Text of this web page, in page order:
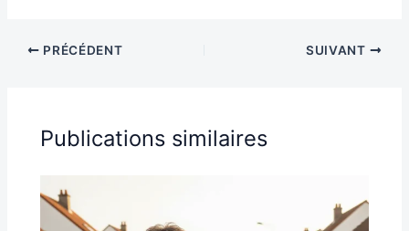
PRÉCÉDENT SUIVANT
Publications similaires